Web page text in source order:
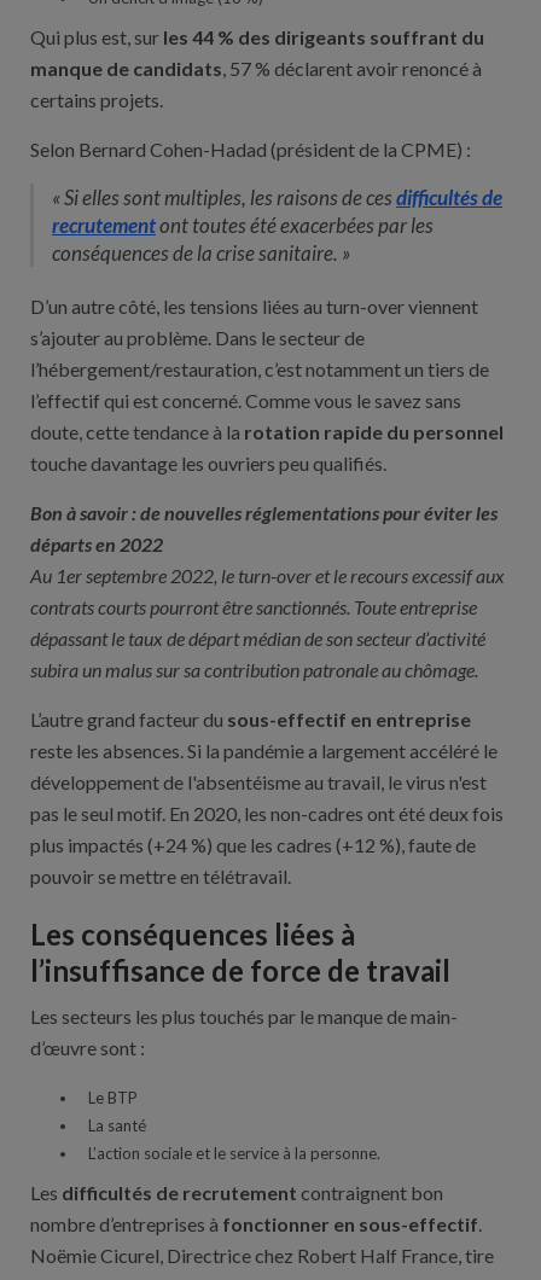
Qui plus est, sur les 44 % des dirigeants souffrant du
manque de candidats , 57 % déclarent avoir renoncé à
certains projets.
Selon Bernard Cohen-Hadad (président de la CPME) :
« Si elles sont multiples, les raisons de cesdifficultés de
recrutementont toutes été exacerbées par les
conséquences de la crise sanitaire. »
D’un autre côté, les tensions liées au turn-over viennent
s’ajouter au problème. Dans le secteur de
l’hébergement/restauration, c’est notamment un tiers de
l’effectif qui est concerné. Comme vous le savez sans
doute, cette tendance à la rotation rapide du personnel
touche davantage les ouvriers peu qualifiés.
Bon à savoir : de nouvelles réglementations pour éviter les
départs en 2022
Au 1er septembre 2022, le turn-over et le recours excessif aux
contrats courts pourront être sanctionnés. Toute entreprise
dépassant le taux de départ médian de son secteur d’activité
subira un malus sur sa contribution patronale au chômage.
L’autre grand facteur du sous-effectif en entreprise
reste les absences. Si la pandémie a largement accéléré le
développement de l'absentéisme au travail, le virus n'est
pas le seul motif. En 2020, les non-cadres ont été deux fois
plus impactés (+24 %) que les cadres (+12 %), faute de
pouvoir se mettre en télétravail.
Les conséquences liées à
l’insuffisance de force de travail
Les secteurs les plus touchés par le manque de main-
d’œuvre sont :
Le BTP
La santé
L’action sociale et le service à la personne.
Les difficultés de recrutement contraignent bon
nombre d’entreprises à fonctionner en sous-effectif
Noëmie Cicurel, Directrice chez Robert Half France, tire